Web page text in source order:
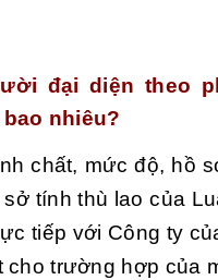
đại diện theo
nhiêu?
chất, mức độ, hồ
tính thù lao của
tiếp với Công ty
cho trường hợp của